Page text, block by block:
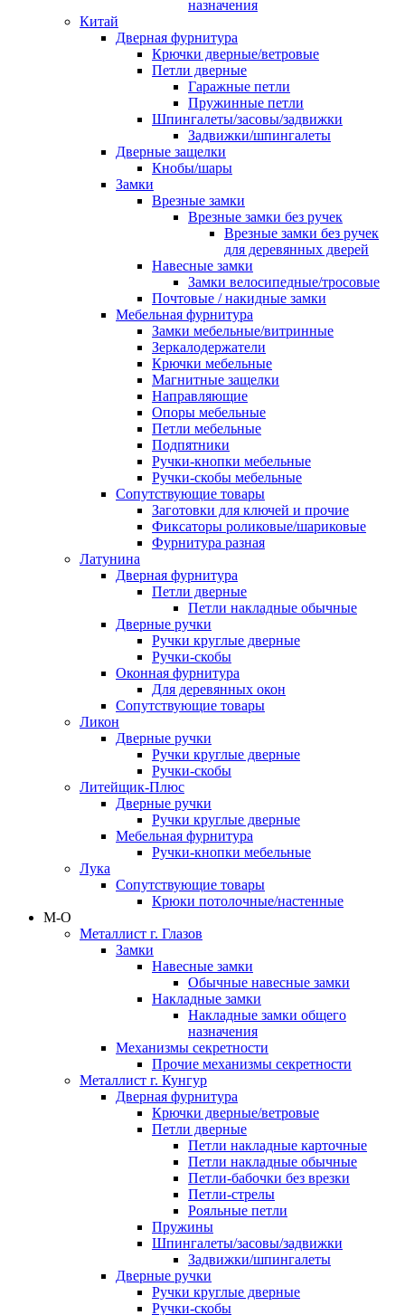
назначения
Китай
Дверная фурнитура
Крючки дверные/ветровые
Петли дверные
Гаражные петли
Пружинные петли
Шпингалеты/засовы/задвижки
Задвижки/шпингалеты
Дверные защелки
Кнобы/шары
Замки
Врезные замки
Врезные замки без ручек
Врезные замки без ручек
для деревянных дверей
Навесные замки
Замки велосипедные/тросовые
Почтовые / накидные замки
Мебельная фурнитура
Замки мебельные/витринные
Зеркалодержатели
Крючки мебельные
Магнитные защелки
Направляющие
Опоры мебельные
Петли мебельные
Подпятники
Ручки-кнопки мебельные
Ручки-скобы мебельные
Сопутствующие товары
Заготовки для ключей и прочие
Фиксаторы роликовые/шариковые
Фурнитура разная
Латунина
Дверная фурнитура
Петли дверные
Петли накладные обычные
Дверные ручки
Ручки круглые дверные
Ручки-скобы
Оконная фурнитура
Для деревянных окон
Сопутствующие товары
Ликон
Дверные ручки
Ручки круглые дверные
Ручки-скобы
Литейщик-Плюс
Дверные ручки
Ручки круглые дверные
Мебельная фурнитура
Ручки-кнопки мебельные
Лука
Сопутствующие товары
Крюки потолочные/настенные
М-О
Металлист г. Глазов
Замки
Навесные замки
Обычные навесные замки
Накладные замки
Накладные замки общего
назначения
Механизмы секретности
Прочие механизмы секретности
Металлист г. Кунгур
Дверная фурнитура
Крючки дверные/ветровые
Петли дверные
Петли накладные карточные
Петли накладные обычные
Петли-бабочки без врезки
Петли-стрелы
Рояльные петли
Пружины
Шпингалеты/засовы/задвижки
Задвижки/шпингалеты
Дверные ручки
Ручки круглые дверные
Ручки-скобы